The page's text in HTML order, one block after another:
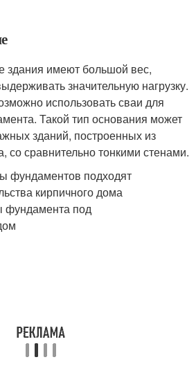
здания имеют большой вес,
значительную нагрузку.
использовать сваи для
Такой тип основания может
зданий, построенных из
со сравнительно тонкими стенами.